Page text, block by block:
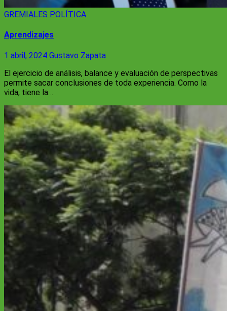
GREMIALES POLÍTICA
Aprendizajes
1 abril, 2024 Gustavo Zapata
El ejercicio de análisis, balance y evaluación de perspectivas
permite sacar conclusiones de toda experiencia. Como la
vida, tiene la…